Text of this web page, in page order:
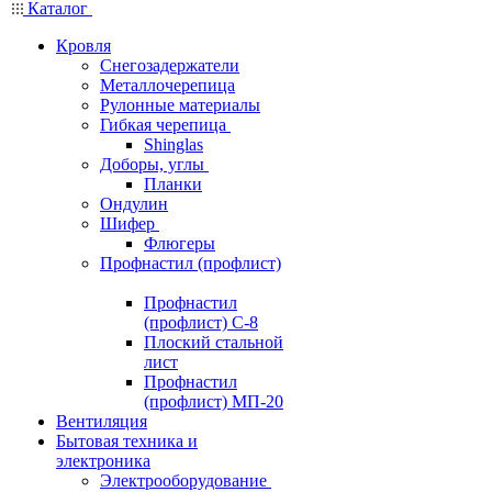
Каталог
Кровля
Снегозадержатели
Металлочерепица
Рулонные материалы
Гибкая черепица
Shinglas
Доборы, углы
Планки
Ондулин
Шифер
Флюгеры
Профнастил (профлист)
Профнастил
(профлист) С-8
Плоский стальной
лист
Профнастил
(профлист) МП-20
Вентиляция
Бытовая техника и
электроника
Электрооборудование